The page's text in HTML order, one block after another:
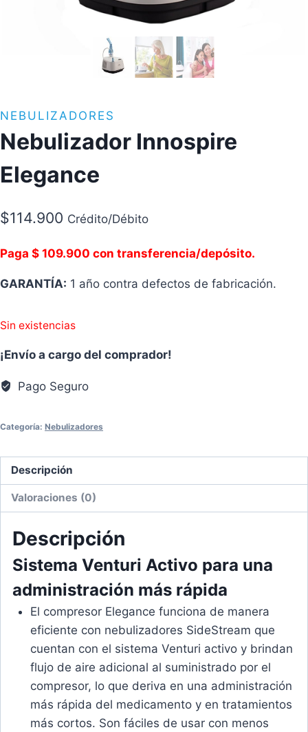
NEBULIZADORES
Nebulizador Innospire
Elegance
$114.900 Crédito/Débito
Paga $ 109.900 con transferencia/depósito.
GARANTÍA: 1 año contra defectos de fabricación.
Sin existencias
¡Envío a cargo del comprador!
Pago Seguro
Categoría: Nebulizadores
Descripción
Valoraciones (0)
Descripción
Sistema Venturi Activo para una
administración más rápida
El compresor Elegance funciona de manera
eficiente con nebulizadores SideStream que
cuentan con el sistema Venturi activo y brindan
flujo de aire adicional al suministrado por el
compresor, lo que deriva en una administración
más rápida del medicamento y en tratamientos
más cortos. Son fáciles de usar con menos